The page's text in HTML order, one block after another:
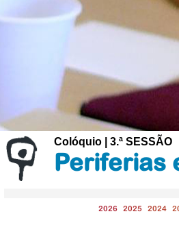
Colóquio | 3.ª SESSÃO
Periferias
2026 2025 2024